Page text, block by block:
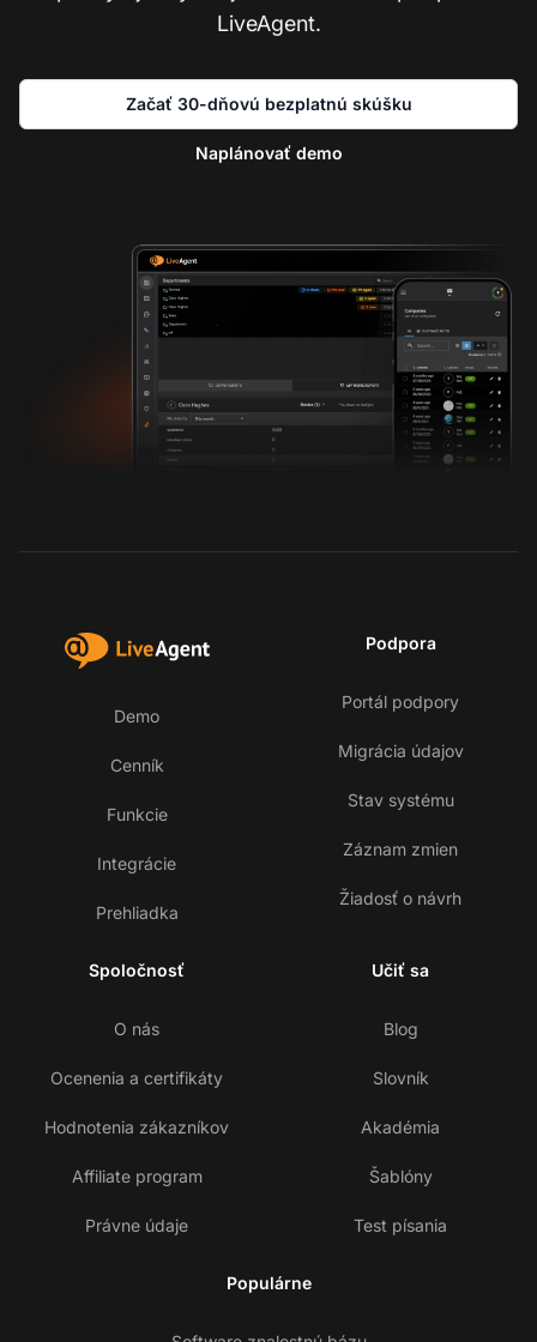
LiveAgent.
Začať 30-dňovú bezplatnú skúšku
Naplánovať demo
Demo
Cenník
Funkcie
Integrácie
Prehliadka
Podpora
Portál podpory
Migrácia údajov
Stav systému
Záznam zmien
Žiadosť o návrh
Spoločnosť
O nás
Ocenenia a certifikáty
Hodnotenia zákazníkov
Affiliate program
Právne údaje
Učiť sa
Blog
Slovník
Akadémia
Šablóny
Test písania
Populárne